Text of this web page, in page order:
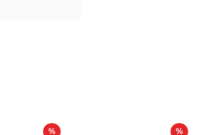
%Rabatt %